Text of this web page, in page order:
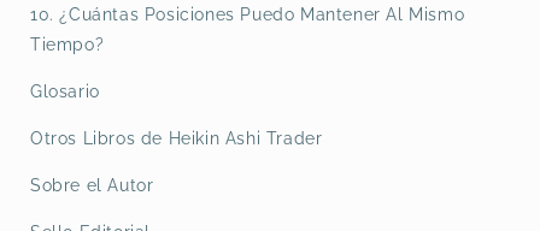
10. ¿Cuántas Posiciones Puedo Mantener Al Mismo
Tiempo?
Glosario
Otros Libros de Heikin Ashi Trader
Sobre el Autor